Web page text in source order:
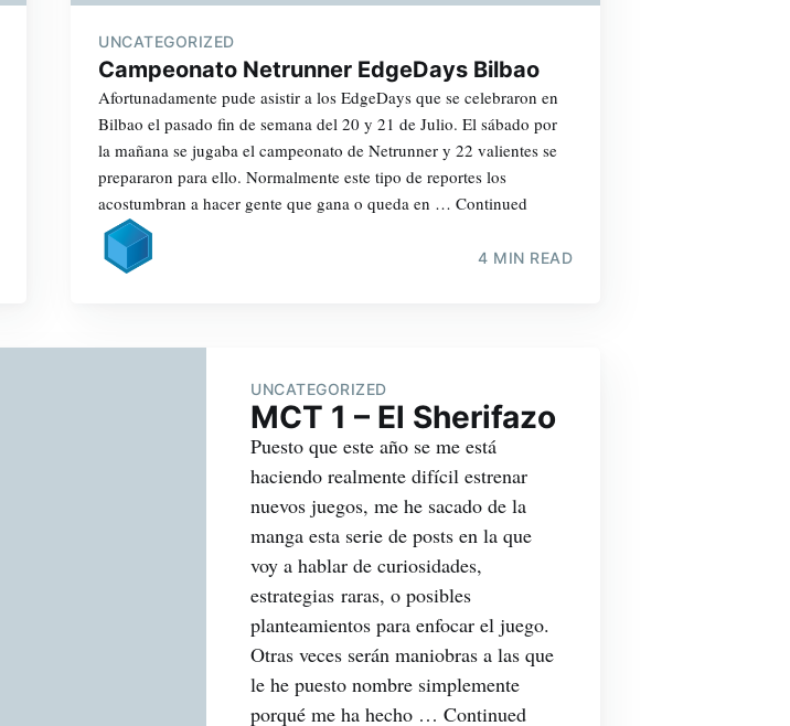
UNCATEGORIZED
Campeonato Netrunner EdgeDays Bilbao
Afortunadamente pude asistir a los EdgeDays que se celebraron en
Bilbao el pasado fin de semana del 20 y 21 de Julio. El sábado por
la mañana se jugaba el campeonato de Netrunner y 22 valientes se
prepararon para ello. Normalmente este tipo de reportes los
acostumbran a hacer gente que gana o queda en … Continued
4 MIN READ
UNCATEGORIZED
MCT 1 – El Sherifazo
Puesto que este año se me está
haciendo realmente difícil estrenar
nuevos juegos, me he sacado de la
manga esta serie de posts en la que
voy a hablar de curiosidades,
estrategias raras, o posibles
planteamientos para enfocar el juego.
Otras veces serán maniobras a las que
le he puesto nombre simplemente
porqué me ha hecho … Continued